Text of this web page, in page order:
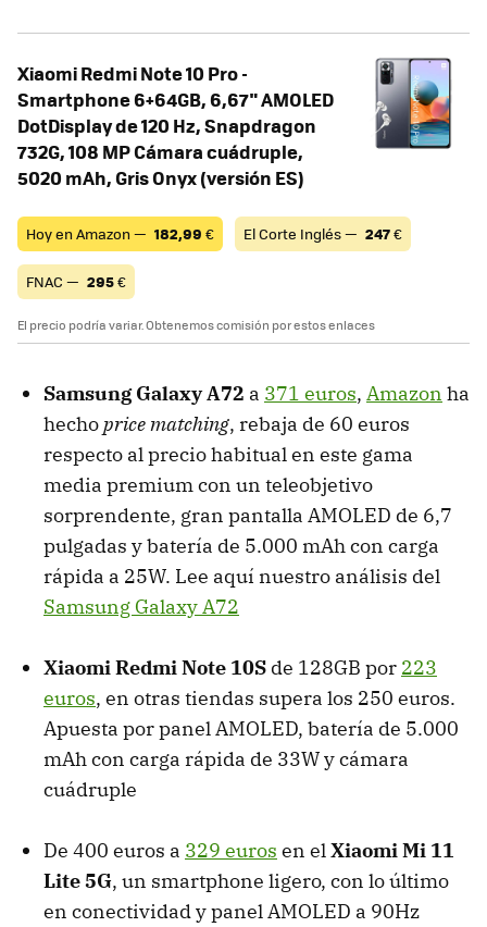
Xiaomi Redmi Note 10 Pro -
Smartphone 6+64GB, 6,67" AMOLED
DotDisplay de 120 Hz, Snapdragon
732G, 108 MP Cámara cuádruple,
5020 mAh, Gris Onyx (versión ES)
Hoy en Amazon — 182,99 € El Corte Inglés — 247€
FNAC — 295€
El precio podría variar. Obtenemos comisión por estos enlaces
Samsung Galaxy A72 a 371 euros, Amazon ha
hechoprice matching, rebaja de 60 euros
respecto al precio habitual en este gama
media premium con un teleobjetivo
sorprendente, gran pantalla AMOLED de 6,7
pulgadas y batería de 5.000 mAh con carga
rápida a 25W. Lee aquí nuestro análisis del
Samsung Galaxy A72
Xiaomi Redmi Note 10S de 128GB por 223
euros, en otras tiendas supera los 250 euros.
Apuesta por panel AMOLED, batería de 5.000
mAh con carga rápida de 33W y cámara
cuádruple
De 400 euros a 329 euros en elXiaomi Mi 11
Lite 5G, un smartphone ligero, con lo último
en conectividad y panel AMOLED a 90Hz